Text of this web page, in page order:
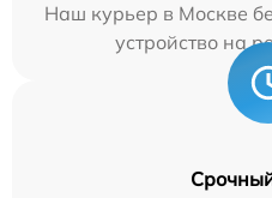
Наш курьер в Москве
устройство на